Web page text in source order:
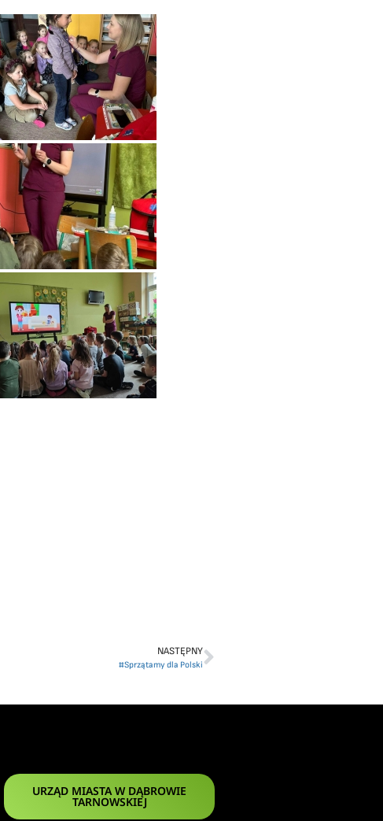
NASTĘPNY
#Sprzątamy dla Polski
URZĄD MIASTA W DĄBROWIE
TARNOWSKIEJ